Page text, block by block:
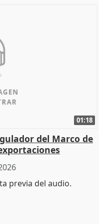
01:18
del Marco de